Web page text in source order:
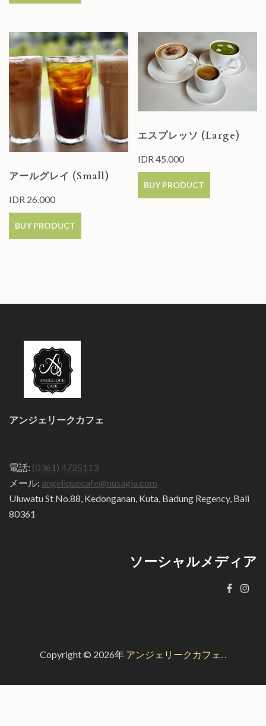
アールグレイ (Small)
IDR 26.000
BUY PRODUCT
エスプレッソ (Large)
IDR45.000
BUY PRODUCT
アンジェリークカフェ
電話: (0361) 4725113
メール: angeliquecafe@nusagia.com
Uluwatu St No.88, Kedonganan, Kuta, Badung Regency, Bali
80361
ソーシャルメディア
Copyright © 2026年 アンジェリークカフェ . .